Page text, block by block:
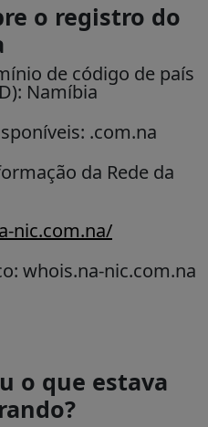
o registro do
de código de país
Namíbia
.com.na
da Rede da
nic.com.na/
whois.na-nic.com.na
o que estava